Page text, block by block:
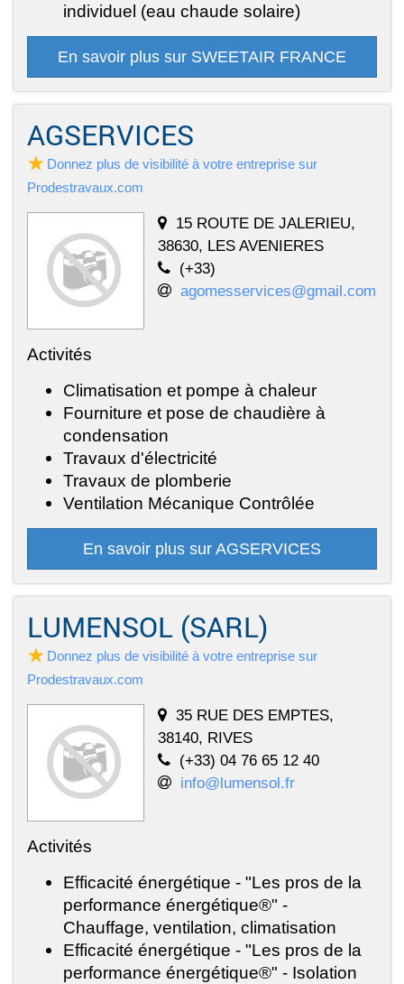
individuel (eau chaude solaire)
En savoir plus sur SWEETAIR FRANCE
AGSERVICES
Donnez plus de visibilité à votre entreprise sur
Prodestravaux.com
15 ROUTE DE JALERIEU,
38630, LES AVENIERES
(+33)
agomesservices@gmail.com
Activités
Climatisation et pompe à chaleur
Fourniture et pose de chaudière à
condensation
Travaux d'électricité
Travaux de plomberie
Ventilation Mécanique Contrôlée
En savoir plus sur AGSERVICES
LUMENSOL (SARL)
Donnez plus de visibilité à votre entreprise sur
Prodestravaux.com
35 RUE DES EMPTES,
38140, RIVES
(+33) 04 76 65 12 40
info@lumensol.fr
Activités
Efficacité énergétique - "Les pros de la
performance énergétique®" -
Chauffage, ventilation, climatisation
Efficacité énergétique - "Les pros de la
performance énergétique®" - Isolation